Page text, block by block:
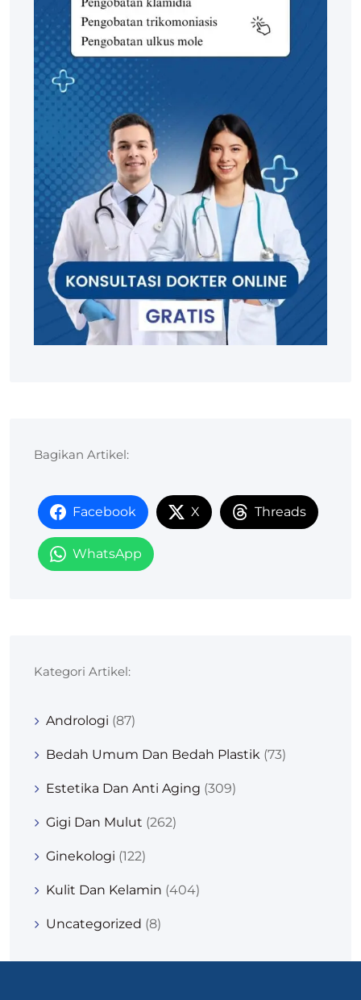
Bagikan Artikel:
Facebook X Threads
WhatsApp
Kategori Artikel:
Andrologi (87)
Bedah Umum Dan Bedah Plastik (73)
Estetika Dan Anti Aging (309)
Gigi Dan Mulut (262)
Ginekologi (122)
Kulit Dan Kelamin (404)
Uncategorized (8)